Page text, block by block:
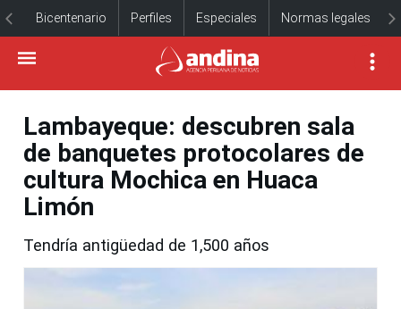
Bicentenario Perfiles Especiales Normas legales
Lambayeque: descubren sala
de banquetes protocolares de
cultura Mochica en Huaca
Limón
Tendría antigüedad de 1,500 años